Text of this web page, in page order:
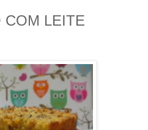
COM LEITE